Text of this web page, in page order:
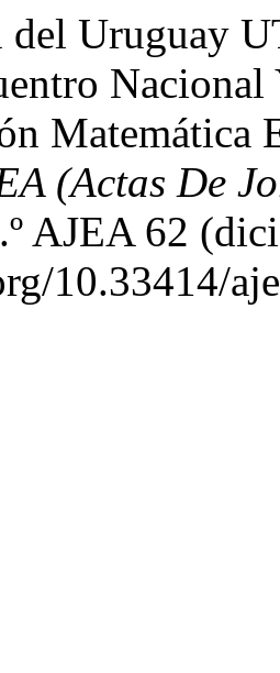
del Uruguay
Matemática
(Actas De
AJEA 62
10.33414/